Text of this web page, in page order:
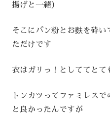
揚げと一緒）
そこにパン粉とお麩を砕
ただけです
衣はガリっ！としててとて
トンカツってファミレス
と良かったんですが